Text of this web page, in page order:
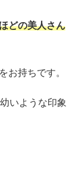
どの美人さん
お持ちです。
いような印象